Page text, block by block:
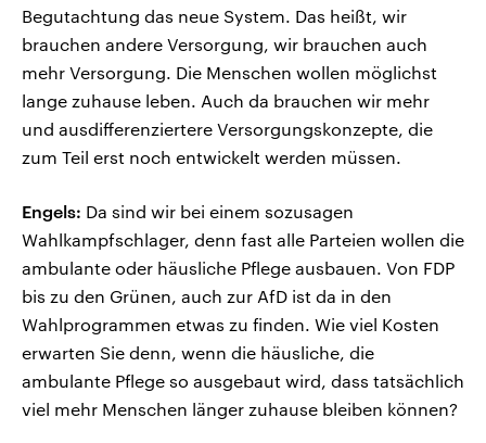
Begutachtung das neue System. Das heißt, wir
brauchen andere Versorgung, wir brauchen auch
mehr Versorgung. Die Menschen wollen möglichst
lange zuhause leben. Auch da brauchen wir mehr
und ausdifferenziertere Versorgungskonzepte, die
zum Teil erst noch entwickelt werden müssen.
Engels: Da sind wir bei einem sozusagen
Wahlkampfschlager, denn fast alle Parteien wollen die
ambulante oder häusliche Pflege ausbauen. Von FDP
bis zu den Grünen, auch zur AfD ist da in den
Wahlprogrammen etwas zu finden. Wie viel Kosten
erwarten Sie denn, wenn die häusliche, die
ambulante Pflege so ausgebaut wird, dass tatsächlich
viel mehr Menschen länger zuhause bleiben können?